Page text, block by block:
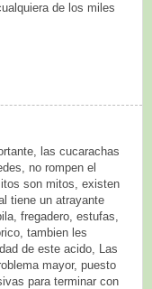
de los miles
las cucarachas
no rompen el
son mitos, existen
tiene un atrayante
fregadero, estufas,
tambien les
de este acido, Las
mayor, puesto
para terminar con